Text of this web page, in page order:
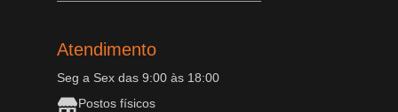
Atendimento
Seg a Sex das 9:00 às 18:00
Postos físicos